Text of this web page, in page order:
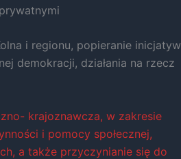
i regionu, popieranie inicjatyw
demokracji, działania na rzecz
krajoznawcza, w zakresie
i pomocy społecznej,
a także przyczynianie się do